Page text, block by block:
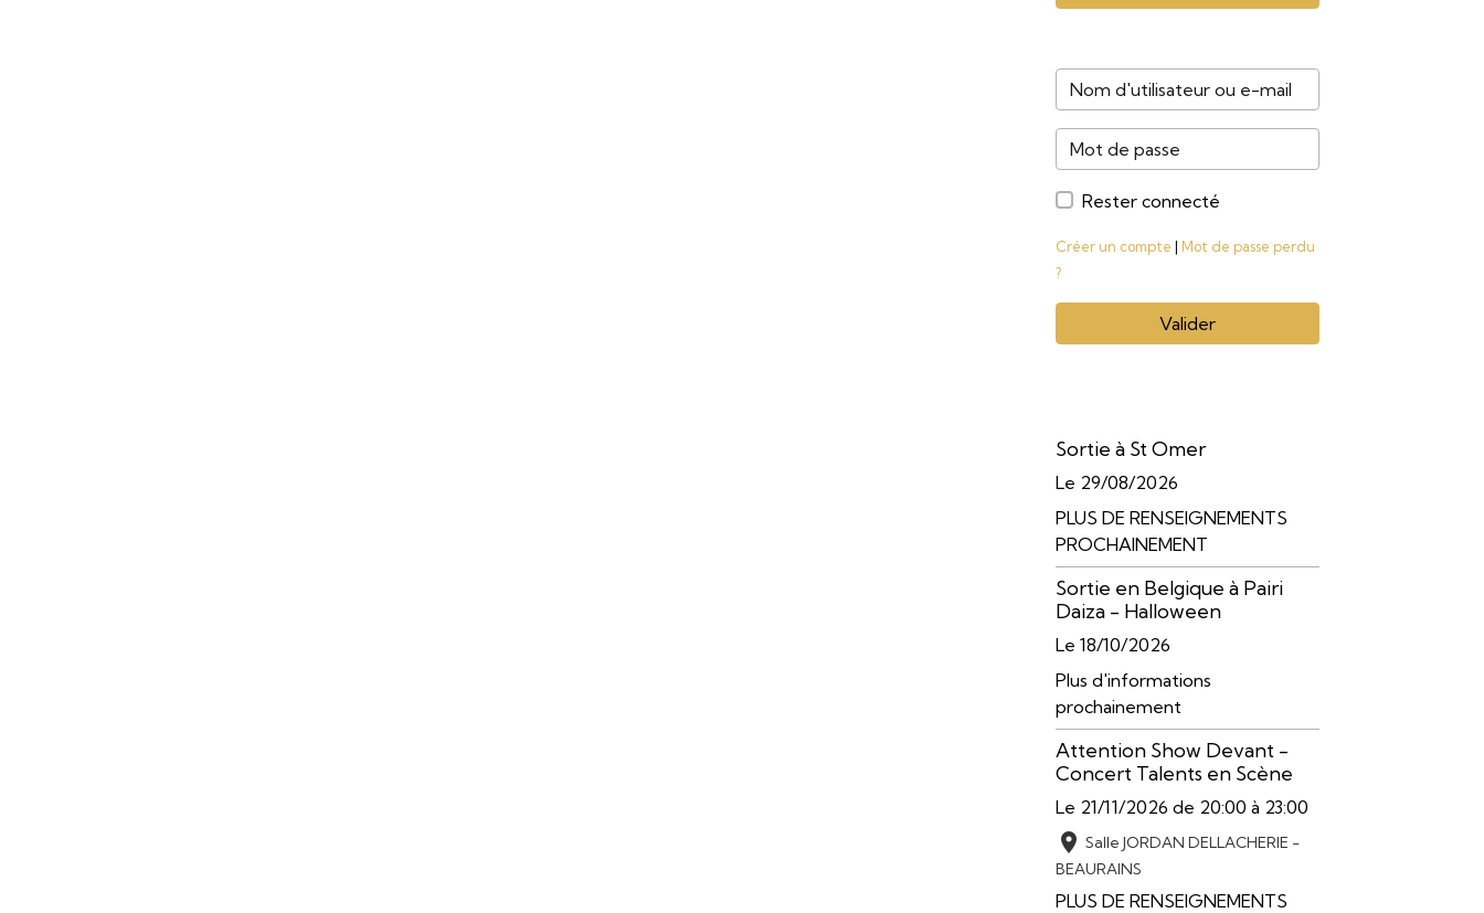
Rester connecté
Créer un compte | Mot de passe perdu
?
Valider
Sortie à St Omer
Le 29/08/2026
PLUS DE RENSEIGNEMENTS
PROCHAINEMENT
Sortie en Belgique à Pairi
Daiza - Halloween
Le 18/10/2026
Plus d'informations
prochainement
Attention Show Devant -
Concert Talents en Scène
Le 21/11/2026 de 20:00 à 23:00
Salle JORDAN DELLACHERIE -
BEAURAINS
PLUS DE RENSEIGNEMENTS